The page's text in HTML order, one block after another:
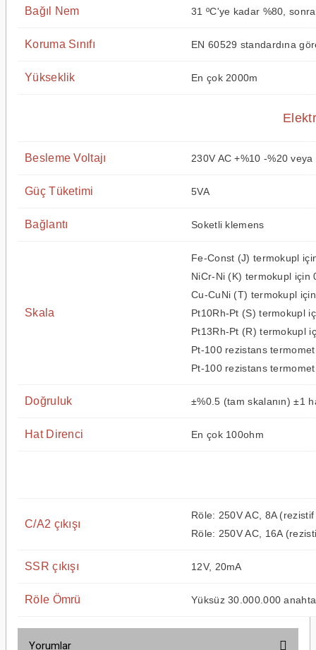
Bağıl Nem 31 ºC'ye kadar %80,
Koruma Sınıfı EN 60529 standardına
Yükseklik En çok 2000m
Besleme Voltajı 230V AC +%10 -%20
Güç Tüketimi 5VA
Bağlantı Soketli klemens
Skala
Fe-Const (J) termokupl
NiCr-Ni (K) termokupl için
Cu-CuNi (T) termokupl
Pt10Rh-Pt (S) termokupl
Pt13Rh-Pt (R) termokupl
Pt-100 rezistans
Pt-100 rezistans
Doğruluk ±%0.5 (tam skalanın) ±1
Hat Direnci En çok 100ohm
C/A2 çıkışı
Röle: 250V AC, 8A
Röle: 250V AC, 16A
SSR çıkışı 12V, 20mA
Röle Ömrü Yüksüz 30.000.000
Yorumlar